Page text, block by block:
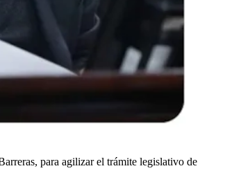
para agilizar el trámite legislativo de